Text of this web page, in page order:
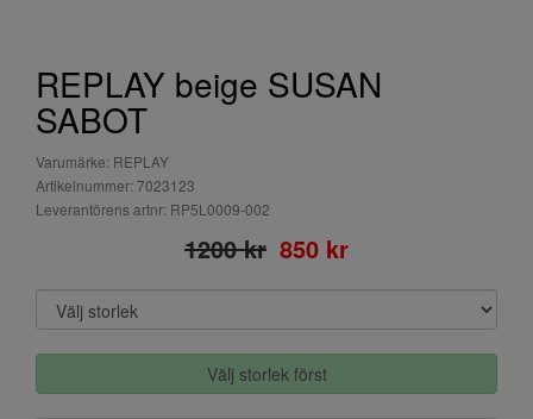
REPLAY beige SUSAN
SABOT
Varumärke: REPLAY
Artikelnummer: 7023123
Leverantörens artnr: RP5L0009-002
1200 kr 850 kr
Välj storlek först